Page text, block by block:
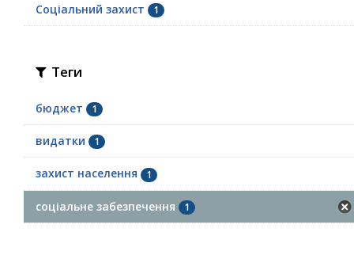
Соціальний захист 1
Теги
бюджет 1
видатки 1
захист населення 1
соціальне забезпечення 1